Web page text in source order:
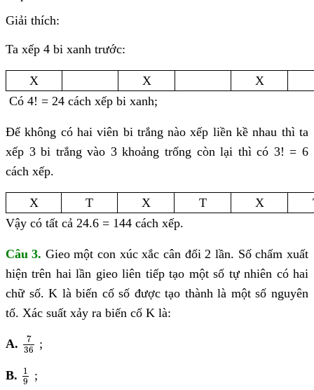
Giải thích:
Ta xếp 4 bi xanh trước:
X X
X
Có 4! = 24 cách xếp bi xanh;
Để không có hai viên bi trắng nào xếp liền kề nhau thì ta
xếp 3 bi trắng vào 3 khoảng trống còn lại thì có 3! = 6
cách xếp.
X T X T X
Vậy có tất cả 24.6 = 144 cách xếp.
Câu 3. Gieo một con xúc xắc cân đối 2 lần. Số chấm xuất
hiện trên hai lần gieo liên tiếp tạo một số tự nhiên có hai
chữ số. K là biến cố số được tạo thành là một số nguyên
tố. Xác suất xảy ra biến cố K là:
A.
7
36
736
;
B.
1
9
1
;